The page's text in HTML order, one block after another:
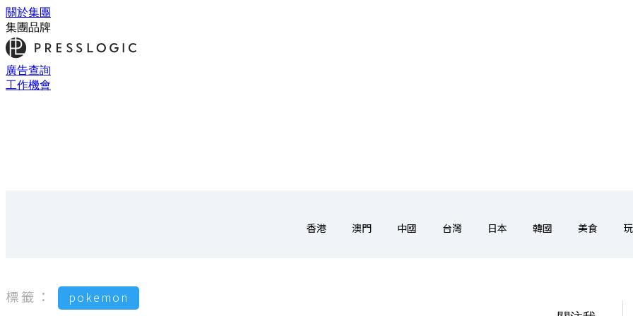
關於集團
集團品牌
廣告查詢
工作機會
香港 澳門 中國 台灣 日本 韓國 美食
標籤： pokemon